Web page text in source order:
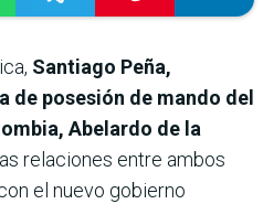
Santiago Peña,
de posesión de mando del
Abelardo de la
relaciones entre ambos
el nuevo gobierno